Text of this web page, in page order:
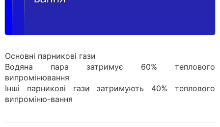
Основні парникові гази
Водяна пара затримує 60% теплового
випромінювання
Інші парникові гази затримують 40% теплового
випроміню-вання